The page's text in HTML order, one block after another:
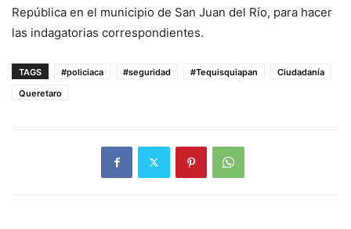
República en el municipio de San Juan del Río, para hacer
las indagatorias correspondientes.
TAGS #policiaca #seguridad #Tequisquiapan
Ciudadanía
Queretaro